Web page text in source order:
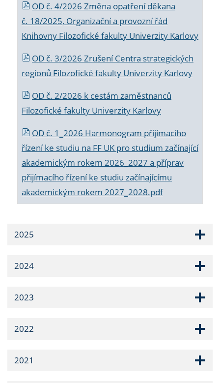
OD č. 4/2026 Změna opatření děkana
č. 18/2025, Organizační a provozní řád
Knihovny Filozofické fakulty Univerzity Karlovy
OD č. 3/2026 Zrušení Centra strategických
regionů Filozofické fakulty Univerzity Karlovy
OD č. 2/2026 k cestám zaměstnanců
Filozofické fakulty Univerzity Karlovy
OD č. 1_2026 Harmonogram přijímacího
řízení ke studiu na FF UK pro studium začínající
akademickým rokem 2026_2027 a příprav
přijímacího řízení ke studiu začínajícímu
akademickým rokem 2027_2028.pdf
2025
2024
2023
2022
2021